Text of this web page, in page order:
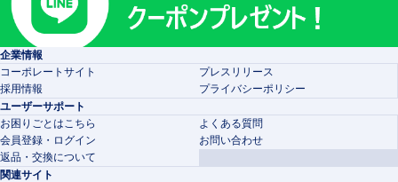
企業情報
コーポレートサイト
プレスリリース
採用情報
プライバシーポリシー
ユーザーサポート
お困りごとはこちら
よくある質問
会員登録・ログイン
お問い合わせ
返品・交換について
関連サイト